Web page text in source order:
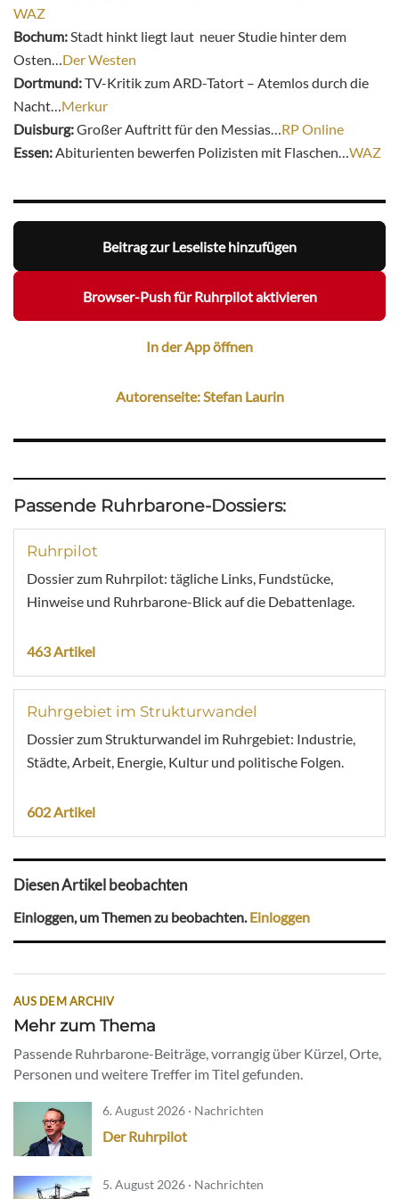
WAZ
Bochum:Stadt hinkt liegt laut neuer Studie hinter dem
Osten…Der Westen
Dortmund:TV-Kritik zum ARD-Tatort – Atemlos durch die
Nacht…Merkur
Duisburg:Großer Auftritt für den Messias…RP Online
Essen:Abiturienten bewerfen Polizisten mit Flaschen…WAZ
Beitrag zur Leseliste hinzufügen
Browser-Push für Ruhrpilot aktivieren
In der App öffnen
Autorenseite: Stefan Laurin
Passende Ruhrbarone-Dossiers:
Ruhrpilot
Dossier zum Ruhrpilot: tägliche Links, Fundstücke,
Hinweise und Ruhrbarone-Blick auf die Debattenlage.
463 Artikel
Ruhrgebiet im Strukturwandel
Dossier zum Strukturwandel im Ruhrgebiet: Industrie,
Städte, Arbeit, Energie, Kultur und politische Folgen.
602 Artikel
Diesen Artikel beobachten
Einloggen, um Themen zu beobachten. Einloggen
AUS DEM ARCHIV
Mehr zum Thema
Passende Ruhrbarone-Beiträge, vorrangig über Kürzel, Orte,
Personen und weitere Treffer im Titel gefunden.
6. August 2026 · Nachrichten
Der Ruhrpilot
5. August 2026 · Nachrichten